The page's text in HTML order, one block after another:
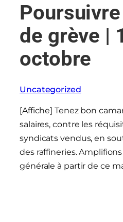
e
de grève |
octobre
Uncategorized
[Affiche] Tenez bon
salaires, contre les
syndicats vendus, en
des raffineries.
générale à partir de ce